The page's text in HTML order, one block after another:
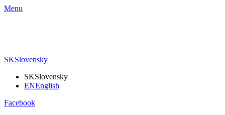
Menu
SKSlovensky
SKSlovensky
ENEnglish
Facebook